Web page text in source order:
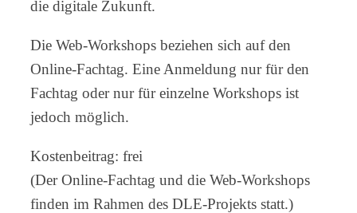
die digitale Zukunft.
Die Web-Workshops beziehen sich auf den
Online-Fachtag. Eine Anmeldung nur für den
Fachtag oder nur für einzelne Workshops ist
jedoch möglich.
Kostenbeitrag: frei
(Der Online-Fachtag und die Web-Workshops
finden im Rahmen des DLE-Projekts statt.)